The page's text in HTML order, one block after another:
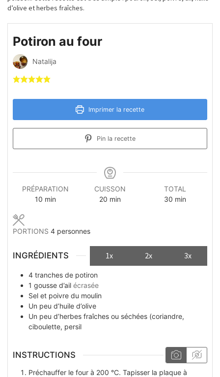
d’olive et herbes fraîches.
Potiron au four
Natalija
Imprimer la recette
Pin la recette
PRÉPARATION
10minutes
min
CUISSON
20 minutes
min
TOTAL
30minutes
min
PORTIONS 4 personnes
INGRÉDIENTS 1x 2x 3x
4 tranches de potiron
1 gousse d’ail écrasée
Sel et poivre du moulin
Un peu d’huile d’olive
Un peu d’herbes fraîches ou séchées (coriandre,
ciboulette, persil
INSTRUCTIONS
Préchauffer le four à 200 °C. Tapisser la plaque à